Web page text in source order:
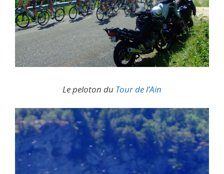
Le peloton du Tour de l’Ain